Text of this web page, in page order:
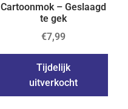
Cartoonmok – Geslaagd
te gek
€7,99
Tijdelijk
uitverkocht